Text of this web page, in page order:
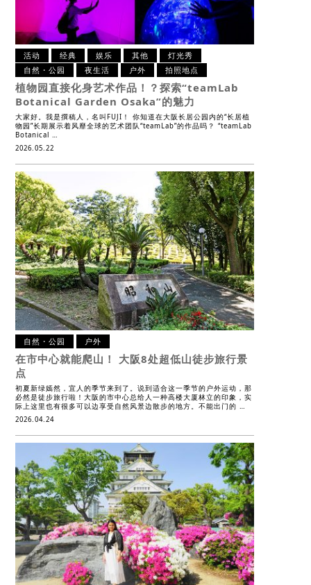
活动 经典 娱乐 其他
灯光秀
自然・公园
夜生活 户外 拍照地点
植物园直接化身艺术作品！？探索“teamLab
Botanical Garden Osaka”的魅力
大家好。我是撰稿人，名叫FUJI！ 你知道在大阪长居公园内的“长居植
物园”长期展示着风靡全球的艺术团队“teamLab”的作品吗？ “teamLab
Botanical …
2026.05.22
自然・公园 户外
在市中心就能爬山！ 大阪8处超低山徒步旅行景
点
初夏新绿嫣然，宜人的季节来到了。说到适合这一季节的户外运动，那
必然是徒步旅行啦！大阪的市中心总给人一种高楼大厦林立的印象，实
际上这里也有很多可以边享受自然风景边散步的地方。不能出门的 …
2026.04.24